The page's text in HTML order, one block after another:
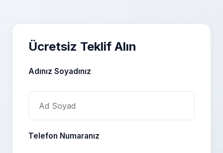
Ücretsiz Teklif Alın
Adınız Soyadınız
Telefon Numaranız